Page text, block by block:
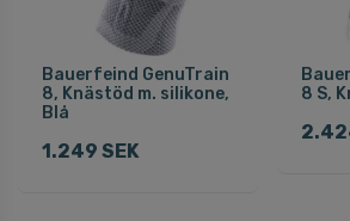
Bauerfeind GenuTrain
8, Knästöd m. silikone,
Blå
1.249 SEK
8 S,